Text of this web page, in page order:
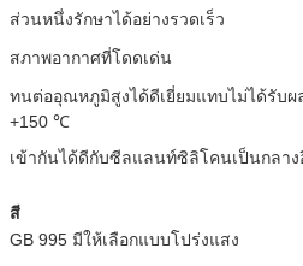
ส่วนหนึ่งรักษาได้อย่างรวดเร็ว
สภาพอากาศที่โดดเด่น
ทนต่ออุณหภูมิสูงได้ดีเยี่ยมแทบไม่ได้รับ
+150 ℃
เข้ากันได้ดีกับซีลแลนท์ซิลิโคนเป็นกลาง
สี
GB 995 มีให้เลือกแบบโปร่งแสง